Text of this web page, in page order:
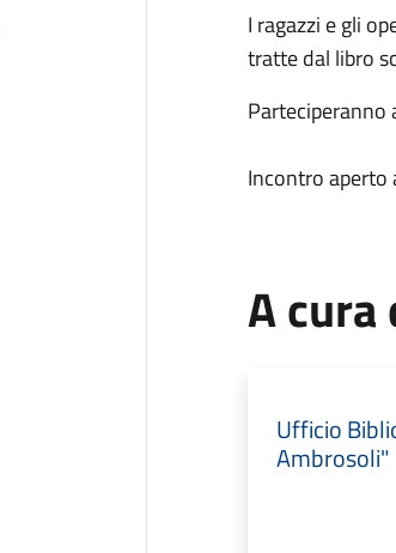
I ragazzi e gli
tratte dal libro
Parteciperanno
Incontro
A cura
Ufficio
Ambrosoli"